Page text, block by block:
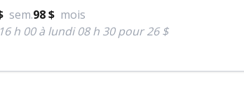
sem.98 $ mois
h 00 à lundi 08 h 30 pour 26 $